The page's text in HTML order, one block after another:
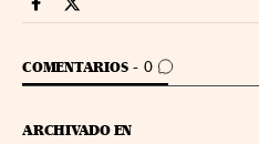
Fortunas Cinco Días en
Fortunas Cinco Días en
COMENTARIOS 0
IR A LOS COMENTARIOS
ARCHIVADO EN